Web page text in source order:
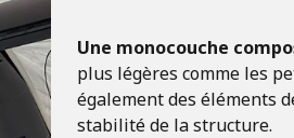
Une monocouche
plus légères comme les
également des éléments
stabilité de la structure.